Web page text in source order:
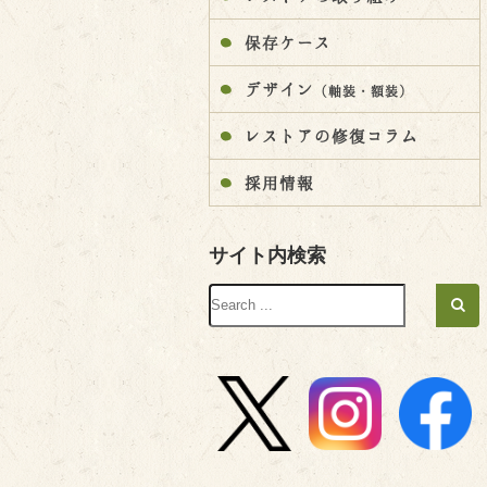
保存ケース
デザイン （軸装・額装）
レストアの修復コラム
採用情報
サイト内検索